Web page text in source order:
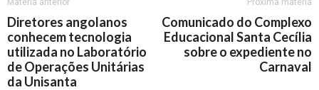
Matéria anterior
Diretores angolanos
conhecem tecnologia
utilizada no Laboratório
de Operações Unitárias
da Unisanta
Próxima matéria
Comunicado do Complexo
Educacional Santa Cecília
sobre o expediente no
Carnaval